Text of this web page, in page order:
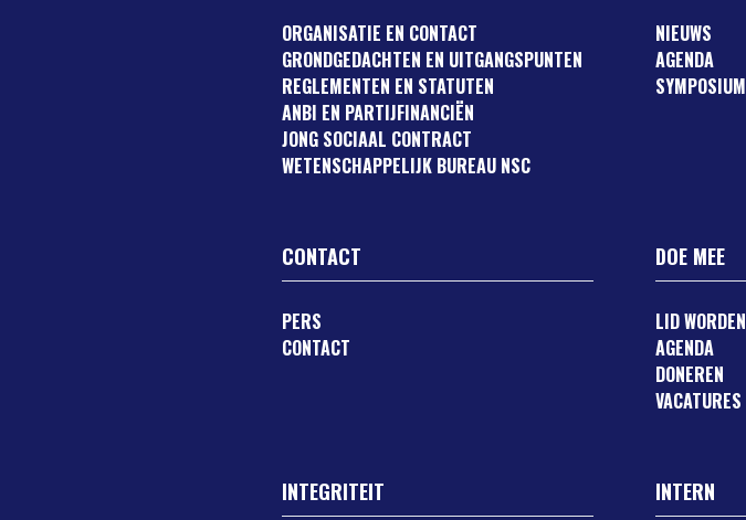
ORGANISATIE EN CONTACT
GRONDGEDACHTEN EN UITGANGSPUNTEN
REGLEMENTEN EN STATUTEN
ANBI EN PARTIJFINANCIËN
JONG SOCIAAL CONTRACT
WETENSCHAPPELIJK BUREAU NSC
NIEUWS
AGENDA
SYMPOSIUM
CONTACT
PERS
CONTACT
DOE MEE
LID WORDEN
AGENDA
DONEREN
VACATURES
INTEGRITEIT INTERN